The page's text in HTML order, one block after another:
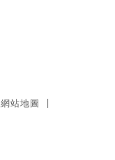
網站地圖